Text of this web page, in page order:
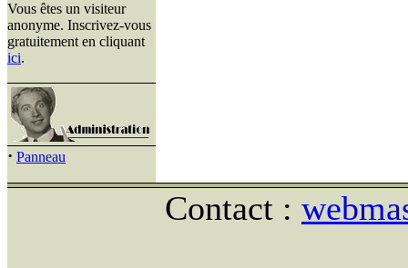
Vous êtes un visiteur
anonyme. Inscrivez-vous
gratuitement en cliquant
ici.
· Panneau
Contact :